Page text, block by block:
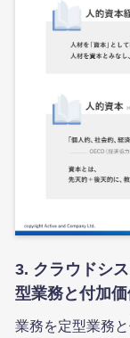
3. クラウドシ
型業務と付加
業務を定型業務